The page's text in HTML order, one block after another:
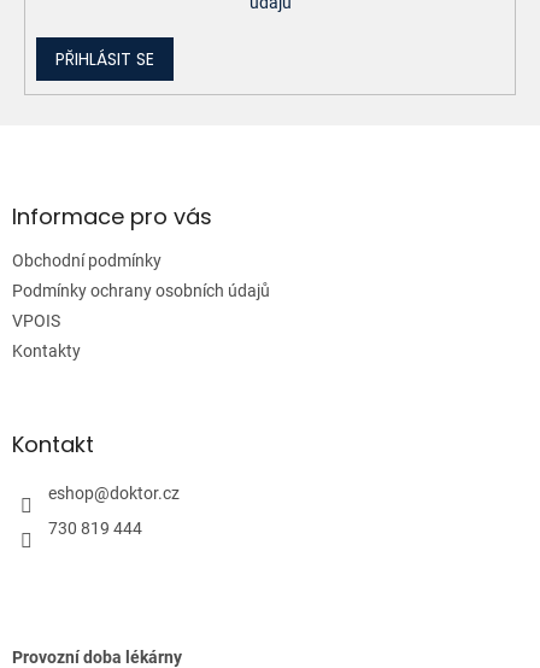
PŘIHLÁSIT SE
aInformace pro vás
Obchodní podmínky
Podmínky ochrany osobních údajů
VPOIS
Kontakty
Kontakt
eshop@doktor.cz
730 819 444
Provozní doba lékárny